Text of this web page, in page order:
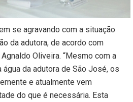
se agravando com a situação
da adutora, de acordo com
Oliveira. “Mesmo com a
da adutora de São José, os
e atualmente vem
do que é necessária. Esta